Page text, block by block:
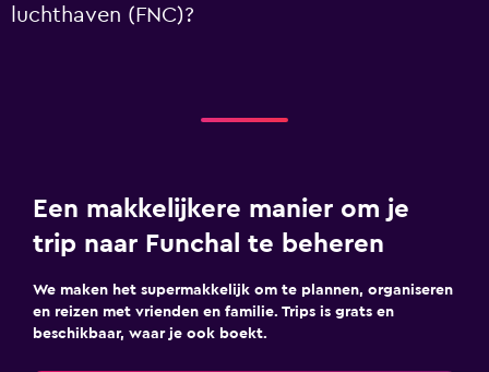
luchthaven (FNC)?
Een makkelijkere manier om je
trip naar Funchal te beheren
We maken het supermakkelijk om te plannen, organiseren
en reizen met vrienden en familie. Trips is grats en
beschikbaar, waar je ook boekt.